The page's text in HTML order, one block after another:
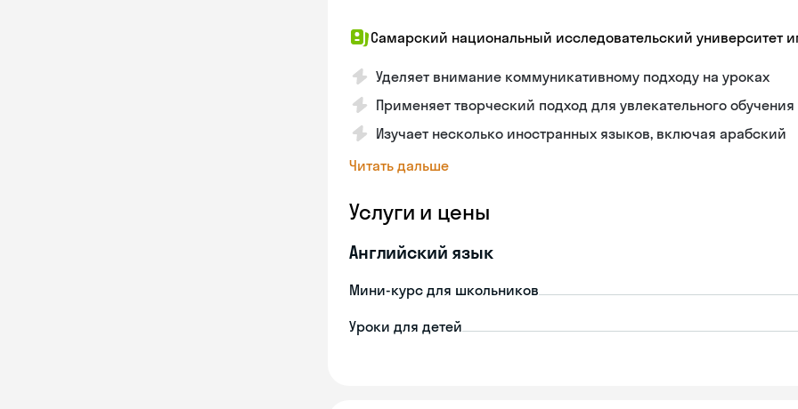
Самарский национальный исследовательский университет
Уделяет внимание коммуникативному подходу на уроках
Применяет творческий подход для увлекательного обучения
Изучает несколько иностранных языков, включая арабский
Читать дальше
Услуги и цены
Английский язык
Мини-курс для школьников
Уроки для детей